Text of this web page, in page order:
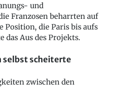
und
Franzosen beharrten auf
Position, die Paris bis aufs
das Aus des Projekts.
selbst scheiterte
zwischen den